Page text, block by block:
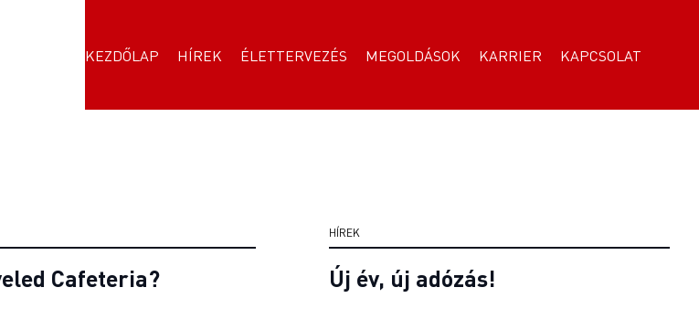
KEZDŐLAP HÍREK ÉLETTERVEZÉS MEGOLDÁSOK KARRIER KAPCSOLAT
Cafeteria?
HÍREK
Új év, új adózás!